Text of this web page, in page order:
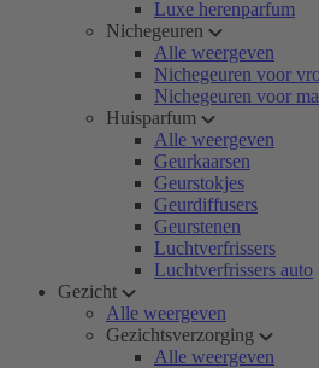
Luxe herenparfum
Nichegeuren
Alle weergeven
Nichegeuren voor
Nichegeuren voor
Huisparfum
Alle weergeven
Geurkaarsen
Geurstokjes
Geurdiffusers
Geurstenen
Luchtverfrissers
Luchtverfrissers auto
Gezicht
Alle weergeven
Gezichtsverzorging
Alle weergeven